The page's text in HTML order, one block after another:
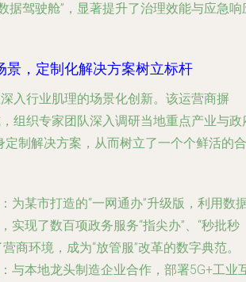
据驾驶舱”，显著提升了治理效能与应急响
景，定制化解决方案树立标杆
入行业肌理的场景化创新。该运营商摒
组织专家团队深入调研当地重点产业与政
定制解决方案，从而树立了一个个鲜活的合
：为某市打造的“一网通办”升级版，利用数
实现了数百项政务服务“指尖办”、“秒批秒
商环境，成为“放管服”改革的数字典范。
：与本地龙头制造企业合作，部署5G+工业